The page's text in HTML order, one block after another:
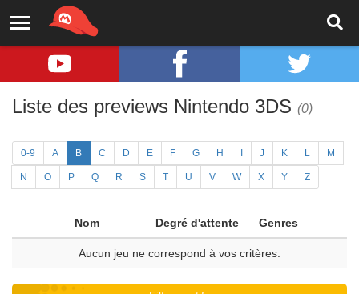
Liste des previews Nintendo 3DS (0)
0-9 A B C D E F G H J K L M
N O P Q R S T U V W X Y Z
Nom Degré d'attente Genres
Aucun jeu ne correspond à vos critères.